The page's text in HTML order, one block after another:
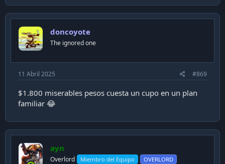
c
t
o
n
s
doncoyote
The ignored one
11 Abril 2025 #869
$1.800 miserables pesos cuesta un cupo en un plan
familiar 😂
ayn
Overlord Miembro del Equipo OVERLORD